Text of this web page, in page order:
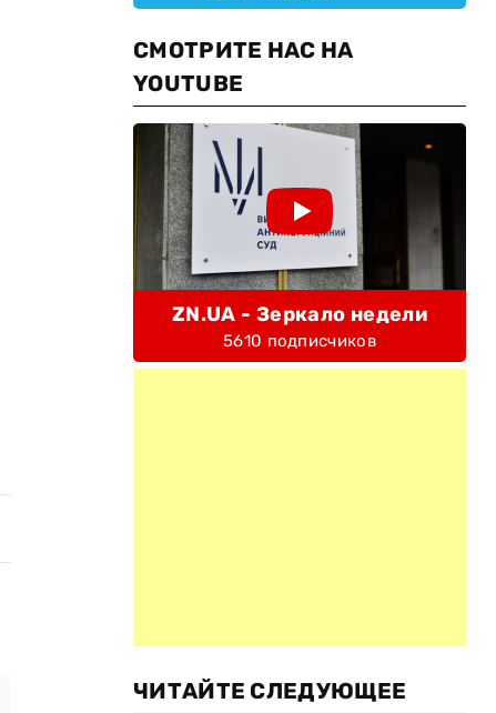
СМОТРИТЕ НАС НА
YOUTUBE
ZN.UA - Зеркало недели
5610 подписчиков
ЧИТАЙТЕ СЛЕДУЮЩЕЕ